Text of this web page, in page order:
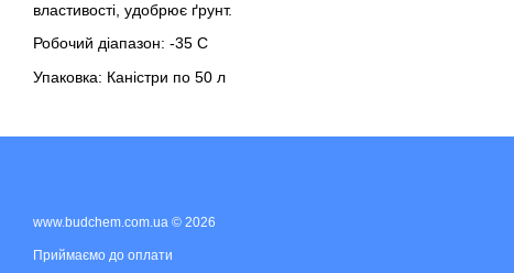
властивості, удобрює ґрунт.
Робочий діапазон: -35 С
Упаковка: Каністри по 50 л
www.budchem.com.ua © 2026
Приймаємо до оплати